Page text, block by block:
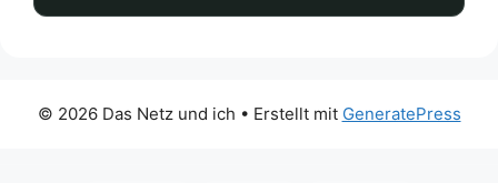
© 2026 Das Netz und ich • Erstellt mit GeneratePress